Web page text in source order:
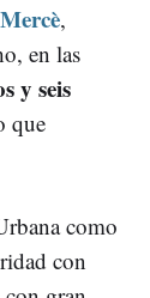
,
en las
y seis
que
como
con